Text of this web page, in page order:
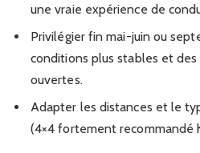
une vraie expérience de
Privilégier fin mai-juin ou
conditions plus stables et
ouvertes.
Adapter les distances et le
(4×4 fortement recommandé